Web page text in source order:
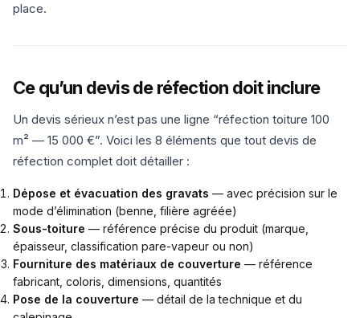
place.
Ce qu’un devis de réfection doit inclure
Un devis sérieux n’est pas une ligne “réfection toiture 100
m² — 15 000 €”. Voici les 8 éléments que tout devis de
réfection complet doit détailler :
Dépose et évacuation des gravats — avec précision sur le
mode d’élimination (benne, filière agréée)
Sous-toiture — référence précise du produit (marque,
épaisseur, classification pare-vapeur ou non)
Fourniture des matériaux de couverture — référence
fabricant, coloris, dimensions, quantités
Pose de la couverture — détail de la technique et du